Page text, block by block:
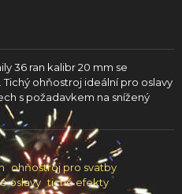
36 ran kalibr 20 mm se
ohňostroj ideální pro oslavy
s požadavkem na snížený
ohňostroj pro svatby
oslavy tiché efekty